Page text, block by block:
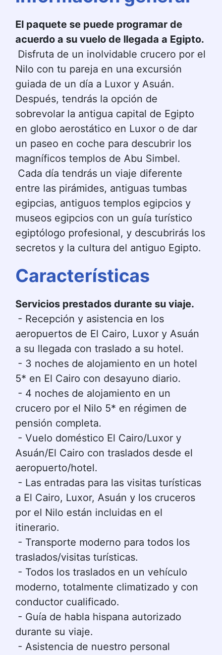
El paquete se puede programar de
acuerdo a su vuelo de llegada a Egipto.
Disfruta de un inolvidable crucero por el
Nilo con tu pareja en una excursión
guiada de un día a Luxor y Asuán.
Después, tendrás la opción de
sobrevolar la antigua capital de Egipto
en globo aerostático en Luxor o de dar
un paseo en coche para descubrir los
magníficos templos de Abu Simbel.
Cada día tendrás un viaje diferente
entre las pirámides, antiguas tumbas
egipcias, antiguos templos egipcios y
museos egipcios con un guía turístico
egiptólogo profesional, y descubrirás los
secretos y la cultura del antiguo Egipto.
Características
Servicios prestados durante su viaje.
- Recepción y asistencia en los
aeropuertos de El Cairo, Luxor y Asuán
a su llegada con traslado a su hotel.
- 3 noches de alojamiento en un hotel
5* en El Cairo con desayuno diario.
- 4 noches de alojamiento en un
crucero por el Nilo 5* en régimen de
pensión completa.
- Vuelo doméstico El Cairo/Luxor y
Asuán/El Cairo con traslados desde el
aeropuerto/hotel.
- Las entradas para las visitas turísticas
a El Cairo, Luxor, Asuán y los cruceros
por el Nilo están incluidas en el
itinerario.
- Transporte moderno para todos los
traslados/visitas turísticas.
- Todos los traslados en un vehículo
moderno, totalmente climatizado y con
conductor cualificado.
- Guía de habla hispana autorizado
durante su viaje.
- Asistencia de nuestro personal